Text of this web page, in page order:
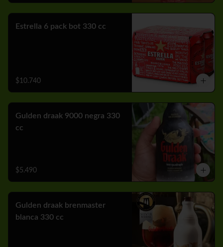
Estrella 6 pack bot 330 cc
$10.740
Gulden draak 9000 negra 330
cc
$5.490
Gulden draak brenmaster
blanca 330 cc